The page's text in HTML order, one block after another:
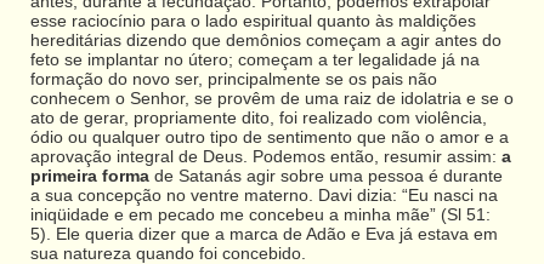
esse raciocínio para o lado espiritual quanto às maldições
hereditárias dizendo que demônios começam a agir antes do
feto se implantar no útero; começam a ter legalidade já na
formação do novo ser, principalmente se os pais não
conhecem o Senhor, se provêm de uma raiz de idolatria e se o
ato de gerar, propriamente dito, foi realizado com violência,
ódio ou qualquer outro tipo de sentimento que não o amor e a
aprovação integral de Deus. Podemos então, resumir assim: a
primeira forma de Satanás agir sobre uma pessoa é durante
a sua concepção no ventre materno. Davi dizia: “Eu nasci na
iniqüidade e em pecado me concebeu a minha mãe” (Sl 51:
5). Ele queria dizer que a marca de Adão e Eva já estava em
sua natureza quando foi concebido.